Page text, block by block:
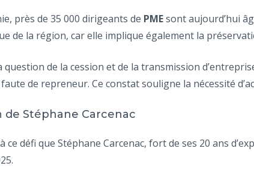
près de 35 000 dirigeants de PMEsont aujourd’hui
de la région, car elle implique également la
question de la cession et de la transmission
de repreneur. Ce constat souligne la nécessité
de Stéphane Carcenac
à ce défi que Stéphane Carcenac, fort de ses 20 ans